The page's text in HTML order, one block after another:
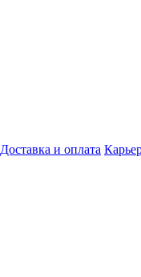
Доставка и оплата